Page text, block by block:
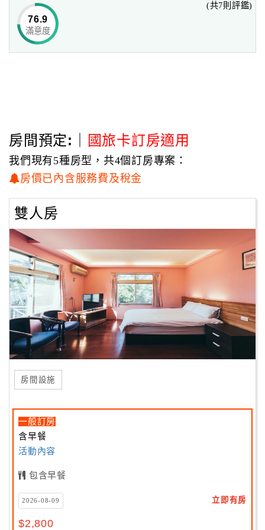
寧靜、輕鬆的生活氛圍，溫馨居家的客房陳設，
自然美景環繞的「雁窩」，為旅遊住宿的最佳選擇。
造訪台東的同時，歡迎您來「雁窩」作客。
76.9
滿意度
(共7則評鑑)
房間預定:｜ 國旅卡訂房適用
我們現有5種房型，共4個訂房專案：
房價已內含服務費及稅金
雙人房
房間設施
一般訂房
含早餐
活動內容
包含早餐
2026-08-09 立即有房
$2,800